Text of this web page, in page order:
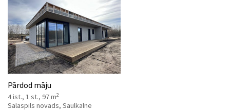
Pārdod māju
4 ist., 1 st., 97 m2
Salaspils novads, Saulkalne